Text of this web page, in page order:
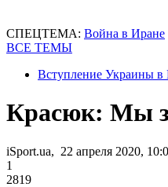
СПЕЦТЕМА: Война в Иране
ВСЕ ТЕМЫ
Вступление Украины в
Красюк: Мы
iSport.ua, 22 апреля 2020,
1
2819